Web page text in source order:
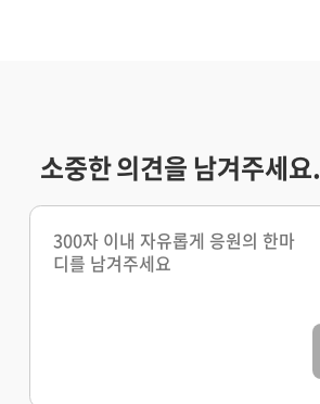
소중한 의견을 남겨주세요.